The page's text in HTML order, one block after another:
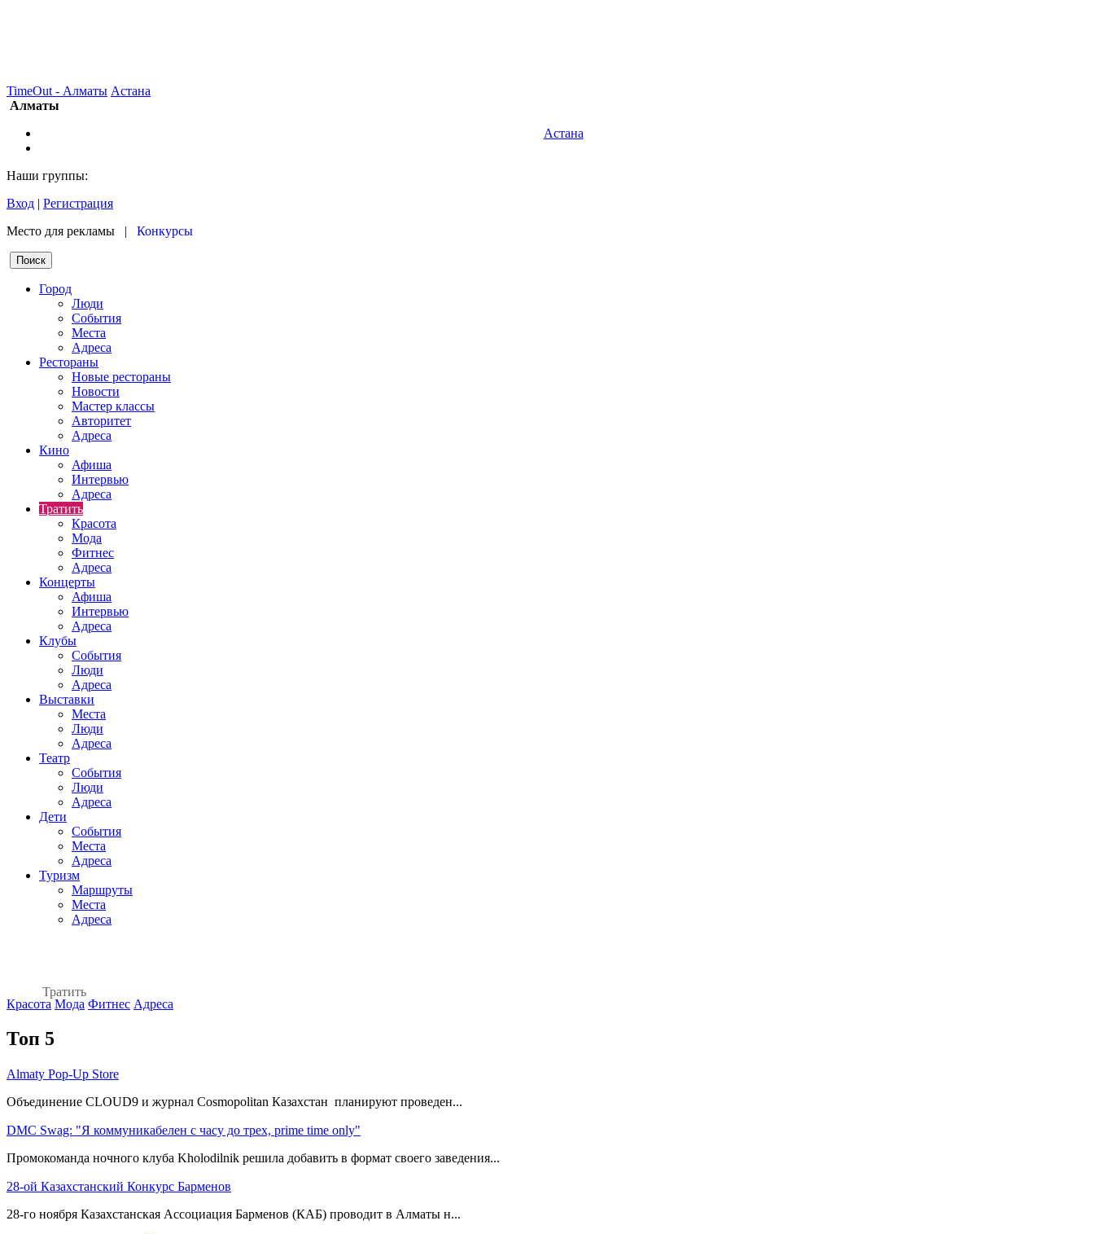
TimeOut - Алматы Астана
Алматы
Астана
Наши группы:
Вход | Регистрация
Место для рекламы | Конкурсы
Город
Люди
События
Места
Адреса
Рестораны
Новые рестораны
Новости
Мастер классы
Авторитет
Адреса
Кино
Афиша
Интервью
Адреса
Тратить
Красота
Мода
Фитнес
Адреса
Концерты
Афиша
Интервью
Адреса
Клубы
События
Люди
Адреса
Выставки
Места
Люди
Адреса
Театр
События
Люди
Адреса
Дети
События
Места
Адреса
Туризм
Маршруты
Места
Адреса
Тратить
Красота Мода Фитнес Адреса
Топ 5
Almaty Pop-Up Store
Объединение CLOUD9 и журнал Cosmopolitan Казахстан планируют проведен...
DMC Swag: "Я коммуникабелен с часу до трех, prime time only"
Промокоманда ночного клуба Kholodilnik решила добавить в формат своего заведения...
28-ой Казахстанский Конкурс Барменов
28-го ноября Казахстанская Ассоциация Барменов (КАБ) проводит в Алматы н...